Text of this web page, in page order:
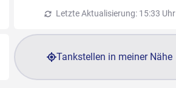
Letzte Aktualisierung: 15:33 Uhr
Tankstellen in meiner Nähe